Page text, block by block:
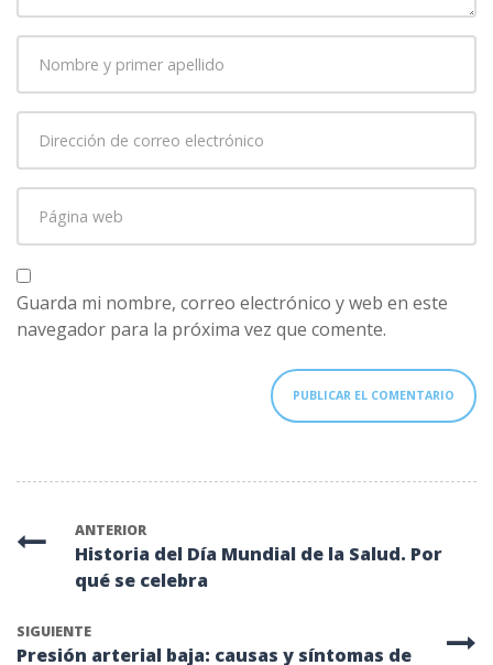
primer
correo
web
Guarda mi nombre, correo electrónico y web en este
navegador para la próxima vez que comente.
ANTERIOR
Historia del Día Mundial de la Salud. Por
qué se celebra
SIGUIENTE
Presión arterial baja: causas y síntomas de